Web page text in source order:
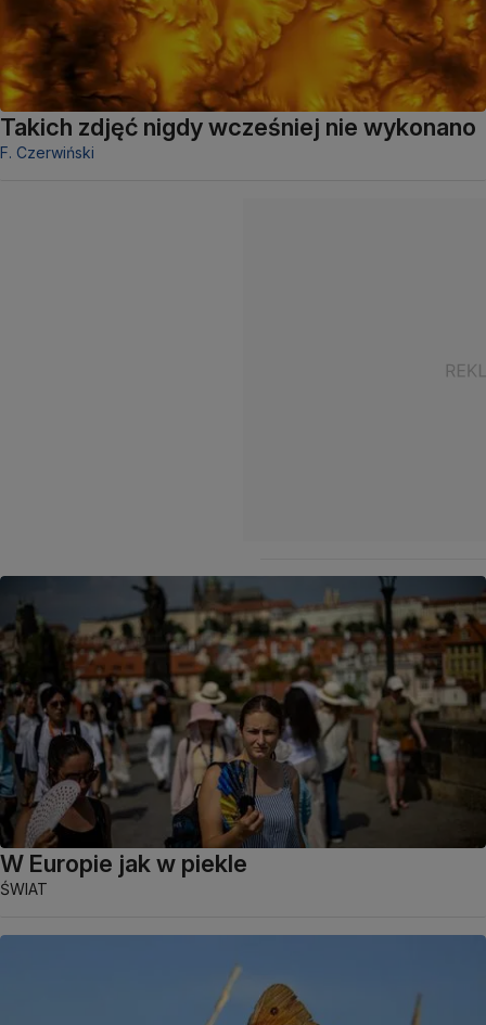
Takich zdjęć nigdy wcześniej nie wykonano
F. Czerwiński
W Europie jak w piekle
ŚWIAT